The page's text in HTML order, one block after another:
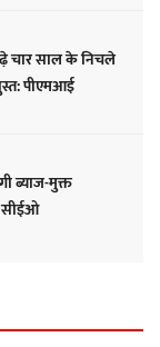
चार साल के निचले
पीएमआई
ब्याज-मुक्त
सीईओ